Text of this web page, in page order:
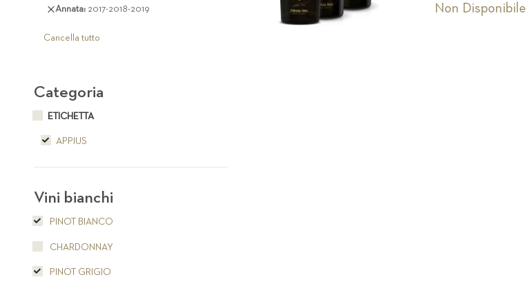
Non Disponibile
articolo
Annata 2017-2018-2019
Rimuovi
articolo
Cancella tutto
Categoria
ETICHETTA
APPIUS
Vini bianchi
PINOT BIANCO
CHARDONNAY
PINOT GRIGIO